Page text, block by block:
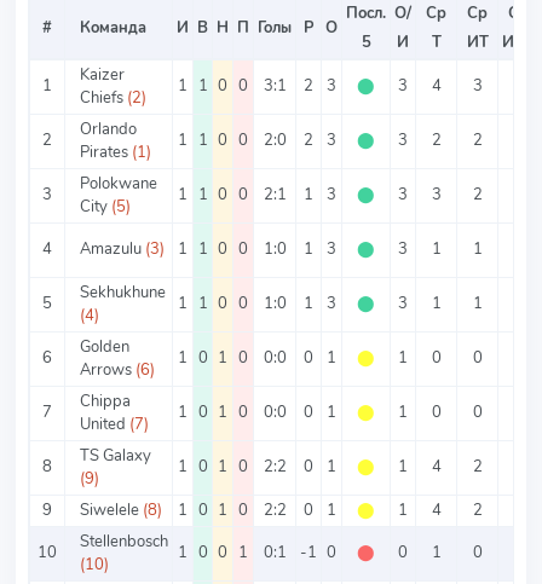
# Команда И В Н П Голы Р О
Посл.
5
О/
И
Ср
Т
Ср
ИТ
Ср
ИТ2
1
Kaizer
Chiefs (2)
1 1 0 0 3:1 2 3 ⬤ 3 4 3
2
Orlando
Pirates (1)
1 1 0 0 2:0 2 3 ⬤ 3 2 2
3
Polokwane
City (5)
1 1 0 0 2:1 1 3 ⬤ 3 3 2
4 Amazulu (3) 1 1 0 0 1:0 1 3 ⬤ 3 1 1
5
Sekhukhune
(4)
1 1 0 0 1:0 1 3 ⬤ 3 1 1
6
Golden
Arrows (6)
1 0 1 0 0:0 0 1 ⬤ 1 0 0
7
Chippa
United (7)
1 0 1 0 0:0 0 1 ⬤ 1 0 0
8
TS Galaxy
(9)
1 0 1 0 2:2 0 1 ⬤ 1 4 2
9
Siwelele (8) 1 0 1 0 2:2 0 1 ⬤ 1 4 2
10
Stellenbosch
(10)
1 0 0 1 0:1 -1 0 ⬤ 0 1 0